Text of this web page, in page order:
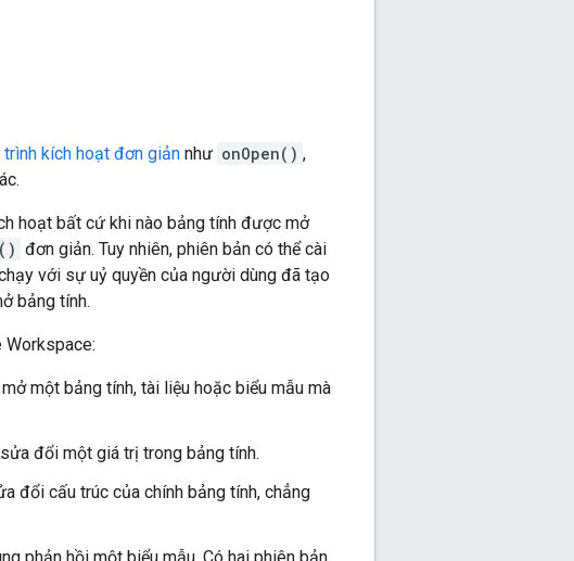
trình kích hoạt đơn giản như onOpen() ,
hoạt bất cứ khi nào bảng tính được mở
đơn giản. Tuy nhiên, phiên bản có thể cài
với sự uỷ quyền của người dùng đã tạo
bảng tính.
Workspace:
một bảng tính, tài liệu hoặc biểu mẫu mà
đổi một giá trị trong bảng tính.
đổi cấu trúc của chính bảng tính, chẳng